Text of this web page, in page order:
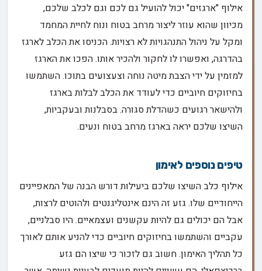
אילוף "ארגזים" יכול להועיל גם לכם וגם לכלב שלכם,
מכיוון שהוא עוזר ליצור מרחב בטוח ונוח לחיית המחמד
ומקל על ניהול התנהגויות לא רצויות. הכניסו את הכלב לארגז
בהדרגה, ואפשרו לו לחקור ולהכיר אותו. הפכו את הארגז
למזמין על ידי הצבת מיטה נוחה וצעצועים בתוכו. השתמשו
בחיזוקים חיוביים כדי לעודד את הכלב לבלות בארגז
ולהישאר רגועים כשהדלת סגורה. בסבלנות ובעקביות,
השיצו שלכם יראה בארגז מרחב בטוח ונעים.
טיפים נוספים לאימון
אילוף כלב השיצו שלכם ביעילות דורש הבנה של המאפיינים
הייחודיים שלו. גזע זה הינם אינטליגנטים ולהוטים לרצות,
אבל הם יכולים גם להיות עקשנים ועצמאיים. היו סבלניים,
עקביים והשתמשו בחיזוקים חיוביים כדי להניע אותם לאורך
כל תהליך האימון. חשוב גם לזכור כי שיצו הם גזע